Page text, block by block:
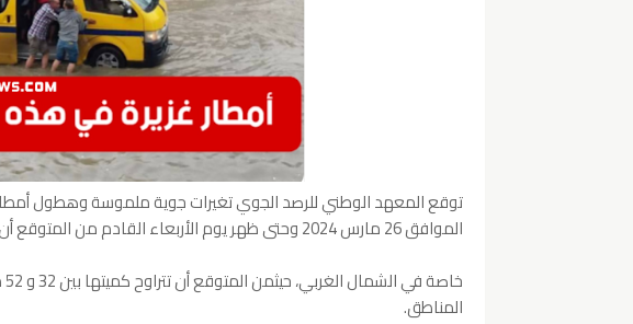
توقع المعهد الوطني للرصد الجوي تغيرات جوية ملموسة وهطول أمطار
الموافق 26 مارس 2024 وحتى ظهر يوم الأربعاء القادم من المتوقع أن تكون هذه الأمطار مؤقتة ورعدية محليًا،
المناطق.